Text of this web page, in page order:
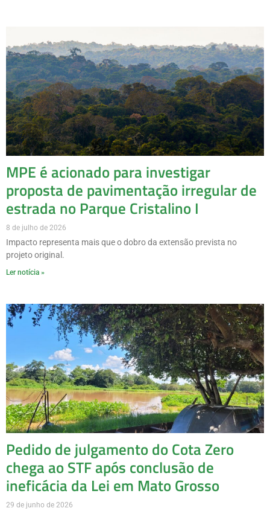
MPE é acionado para investigar
proposta de pavimentação irregular de
estrada no Parque Cristalino I
8 de julho de 2026
Impacto representa mais que o dobro da extensão prevista no
projeto original.
Ler notícia »
Pedido de julgamento do Cota Zero
chega ao STF após conclusão de
ineficácia da Lei em Mato Grosso
29 de junho de 2026